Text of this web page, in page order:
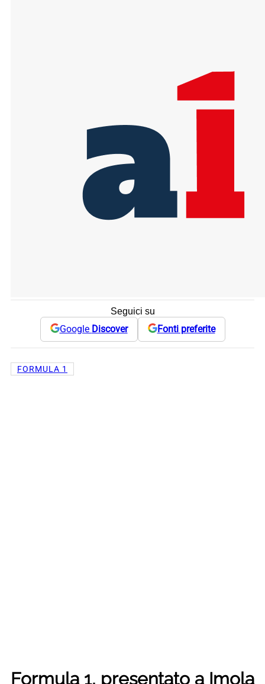
Seguici su
Google Discover Fonti preferite
FORMULA 1
Formula 1, presentato a Imola